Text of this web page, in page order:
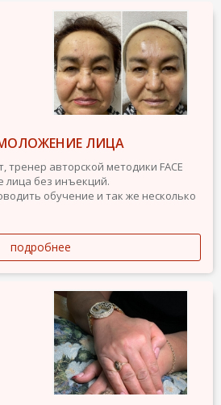
ЛИЦА
тренер авторской методики FACE
лица без инъекций.
обучение и так же несколько
подробнее